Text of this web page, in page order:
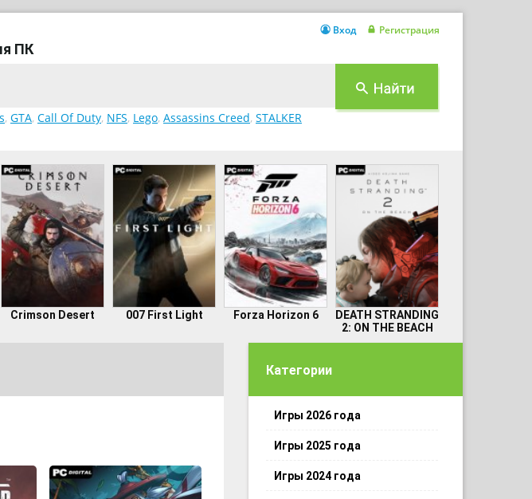
ПК
, GTA, Call Of Duty, NFS, Lego, Assassins Creed, STALKER
Вход Регистрация
Crimson Desert 007 First Light Forza Horizon 6
DEATH STRANDING
2: ON THE BEACH
Категории
Игры 2026 года
Игры 2025 года
Игры 2024 года